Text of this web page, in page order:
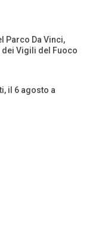
Parco Da Vinci,
Vigili del Fuoco
il 6 agosto a